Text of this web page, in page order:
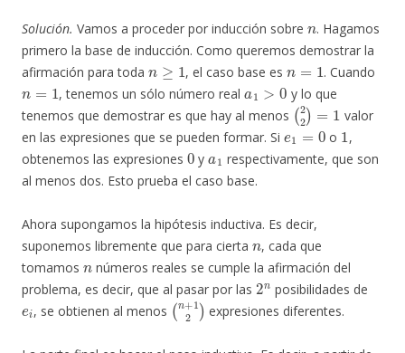
Solución. Vamos a proceder por inducción sobre
. Hagamos
primero la base de inducción. Como queremos demostrar la
afirmación para toda
n≥1
, el caso base es
n =1
. Cuando
n=1
, tenemos un sólo número real
a1>0
y lo que
tenemos que demostrar es que hay al menos
(22 )=1
valor
en las expresiones que se pueden formar. Si
e 1=
o
1
,
obtenemos las expresiones
0
y
a1
respectivamente, que son
al menos dos. Esto prueba el caso base.
Ahora supongamos la hipótesis inductiva. Es decir,
suponemos libremente que para cierta
n
, cada que
tomamos
n
números reales se cumple la afirmación del
problema, es decir, que al pasar por las
2n
posibilidades de
ei
, se obtienen al menos
(n+12 )
expresiones diferentes.